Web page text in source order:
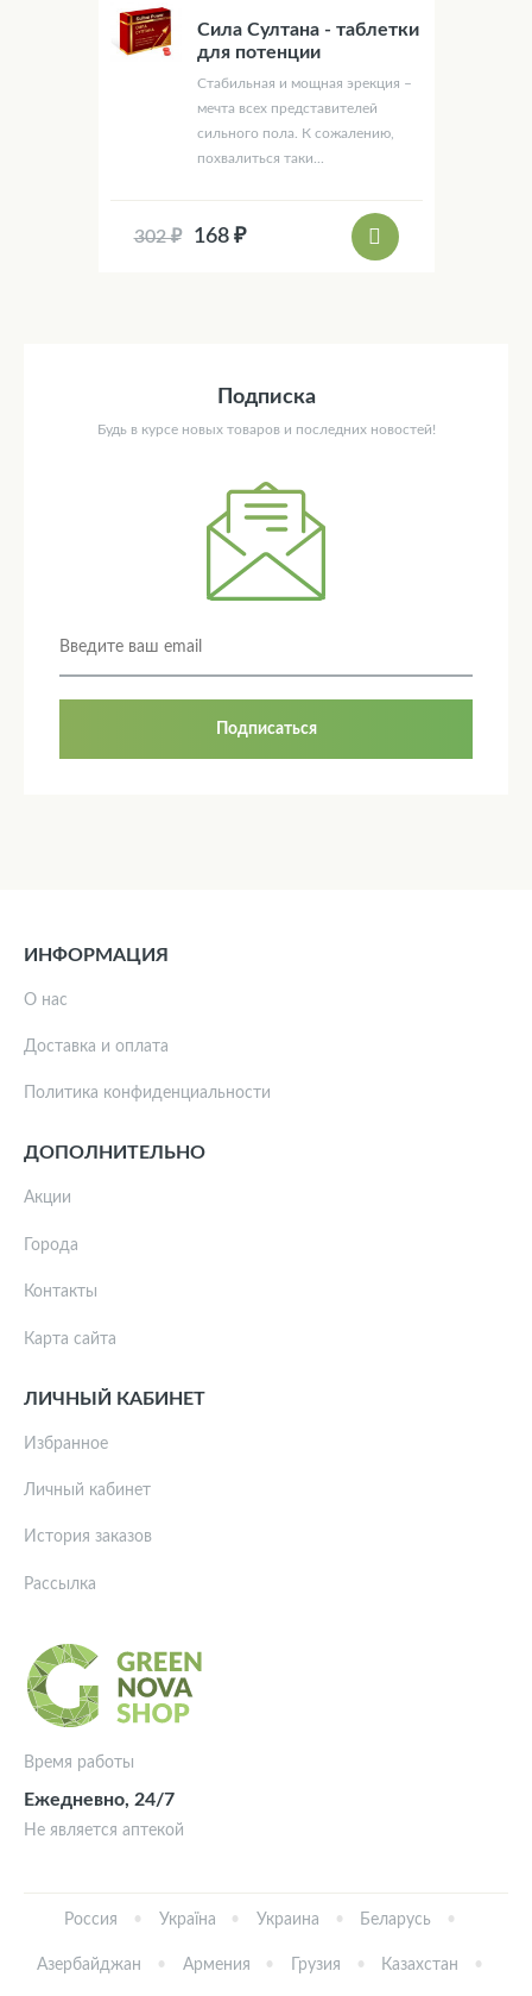
Сила Султана - таблетки
для потенции
Стабильная и мощная эрекция –
мечта всех представителей
сильного пола. К сожалению,
похвалиться таки...
302 ₽ 168 ₽
Подписка
Будь в курсе новых товаров и последних новостей!
Подписаться
Время работы
Ежедневно, 24/7
Не является аптекой
ИНФОРМАЦИЯ
О нас
Доставка и оплата
Политика конфиденциальности
ДОПОЛНИТЕЛЬНО
Акции
Города
Контакты
Карта сайта
ЛИЧНЫЙ КАБИНЕТ
Избранное
Личный кабинет
История заказов
Рассылка
Россия Україна Украина Беларусь
Азербайджан Армения Грузия Казахстан